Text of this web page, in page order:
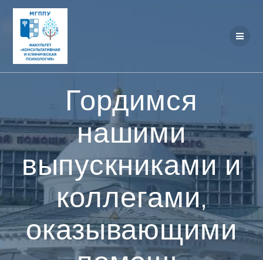
Гордимся
нашими
выпускниками и
коллегами,
оказывающими